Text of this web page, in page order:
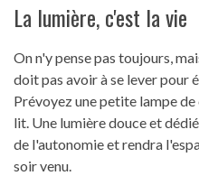
La lumière, c'est la vie
On n'y pense pas toujours,
doit pas avoir à se lever pour
Prévoyez une petite lampe
lit. Une lumière douce et
de l'autonomie et rendra
soir venu.